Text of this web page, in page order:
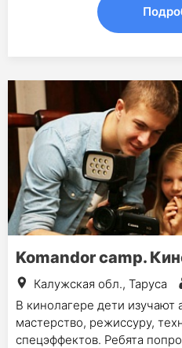
Komandor camp.
Калужская обл., Таруса
В кинолагере дети изучают
мастерство, режиссуру,
спецэффектов. Ребята